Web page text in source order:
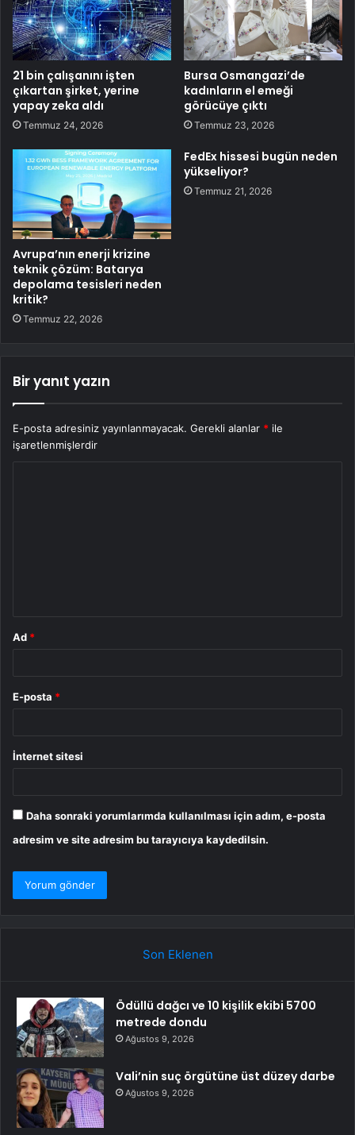
21 bin çalışanını işten
çıkartan şirket, yerine
yapay zeka aldı
Temmuz 24, 2026
Bursa Osmangazi’de
kadınların el emeği
görücüye çıktı
Temmuz 23, 2026
Avrupa’nın enerji krizine
teknik çözüm: Batarya
depolama tesisleri neden
kritik?
Temmuz 22, 2026
FedEx hissesi bugün neden
yükseliyor?
Temmuz 21, 2026
Bir yanıt yazın
E-posta adresiniz yayınlanmayacak. Gerekli alanlar * ile
işaretlenmişlerdir
Ad *
E-posta *
İnternet sitesi
Daha sonraki yorumlarımda kullanılması için adım, e-posta
adresim ve site adresim bu tarayıcıya kaydedilsin.
Son Eklenen
Ödüllü dağcı ve 10 kişilik ekibi 5700
metrede dondu
Ağustos 9, 2026
Vali’nin suç örgütüne üst düzey darbe
Ağustos 9, 2026